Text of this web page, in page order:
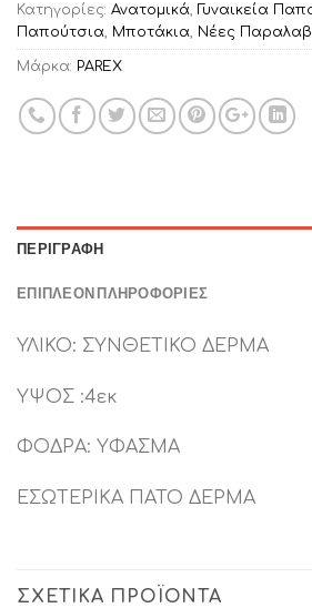
Κατηγορίες: Ανατομικά, Γυναικεία
Παπούτσια, Μποτάκια, Νέες
Μάρκα: PAREX
ΠΕΡΙΓΡΑΦΉ
ΕΠΙΠΛΈΟΝ ΠΛΗΡΟΦΟΡΊΕΣ
ΥΛΙΚΟ: ΣΥΝΘΕΤΙΚΟ ΔΕΡΜΑ
ΥΨΟΣ :4εκ
ΦΟΔΡΑ: ΥΦΑΣΜΑ
ΕΣΩΤΕΡΙΚΑ ΠΑΤΟ ΔΕΡΜΑ
ΣΧΕΤΙΚΆ ΠΡΟΪΌΝΤΑ